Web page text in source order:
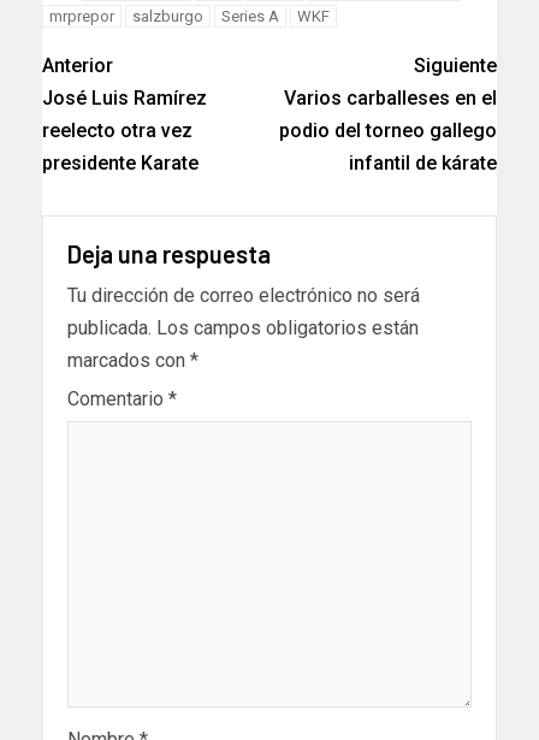
mrprepor
salzburgo Series A WKF
Anterior
José Luis Ramírez
reelecto otra vez
presidente Karate
Siguiente
Varios carballeses en el
podio del torneo gallego
infantil de kárate
Deja una respuesta
Tu dirección de correo electrónico no será
publicada. Los campos obligatorios están
marcados con *
Comentario *